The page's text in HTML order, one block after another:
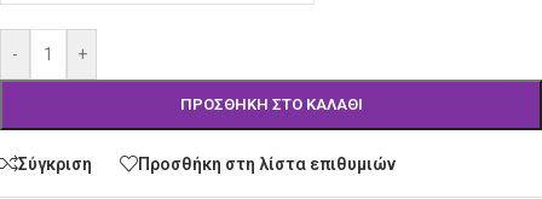
- +
ΠΡΟΣΘΉΚΗ ΣΤΟ ΚΑΛΆΘΙ
Σύγκριση Προσθήκη στη λίστα επιθυμιών